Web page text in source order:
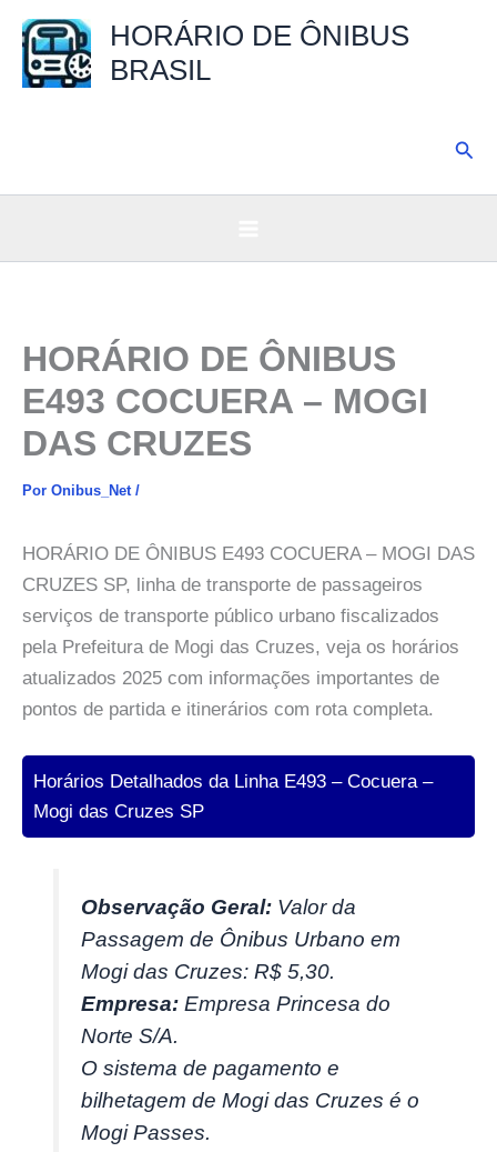
para
HORÁRIO DE ÔNIBUS
BRASIL
HORÁRIO DE ÔNIBUS
E493 COCUERA – MOGI
DAS CRUZES
Por Onibus_Net /
HORÁRIO DE ÔNIBUS E493 COCUERA – MOGI DAS
CRUZES SP, linha de transporte de passageiros
serviços de transporte público urbano fiscalizados
pela Prefeitura de Mogi das Cruzes, veja os horários
atualizados 2025 com informações importantes de
pontos de partida e itinerários com rota completa.
Horários Detalhados da Linha E493 – Cocuera –
Mogi das Cruzes SP
Observação Geral: Valor da
Passagem de Ônibus Urbano em
Mogi das Cruzes: R$ 5,30.
Empresa: Empresa Princesa do
Norte S/A.
O sistema de pagamento e
bilhetagem de Mogi das Cruzes é o
Mogi Passes.